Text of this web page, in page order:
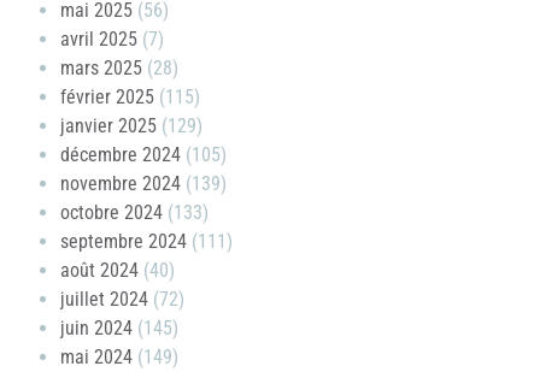
mai 2025 (56)
avril 2025 (7)
mars 2025 (28)
février 2025 (115)
janvier 2025 (129)
décembre 2024 (105)
novembre 2024 (139)
octobre 2024 (133)
septembre 2024 (111)
août 2024 (40)
juillet 2024 (72)
juin 2024 (145)
mai 2024 (149)